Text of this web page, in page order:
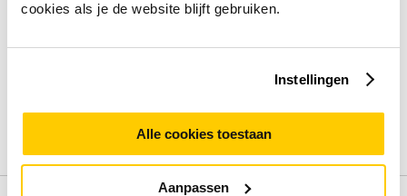
cookies als je de website blijft gebruiken.
Instellingen
Alle cookies toestaan
Aanpassen
Deel je ervaring met het product door het schrijven van een